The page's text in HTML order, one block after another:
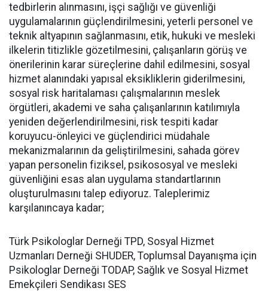
tedbirlerin alınmasını, işçi sağlığı ve güvenliği
uygulamalarının güçlendirilmesini, yeterli personel ve
teknik altyapının sağlanmasını, etik, hukuki ve mesleki
ilkelerin titizlikle gözetilmesini, çalışanların görüş ve
önerilerinin karar süreçlerine dahil edilmesini, sosyal
hizmet alanındaki yapısal eksikliklerin giderilmesini,
sosyal risk haritalaması çalışmalarının meslek
örgütleri, akademi ve saha çalışanlarının katılımıyla
yeniden değerlendirilmesini, risk tespiti kadar
koruyucu-önleyici ve güçlendirici müdahale
mekanizmalarının da geliştirilmesini, sahada görev
yapan personelin fiziksel, psikososyal ve mesleki
güvenliğini esas alan uygulama standartlarının
oluşturulmasını talep ediyoruz. Taleplerimiz
karşılanıncaya kadar;
Türk Psikologlar Derneği TPD, Sosyal Hizmet
Uzmanları Derneği SHUDER, Toplumsal Dayanışma için
Psikologlar Derneği TODAP, Sağlık ve Sosyal Hizmet
Emekçileri Sendikası SES